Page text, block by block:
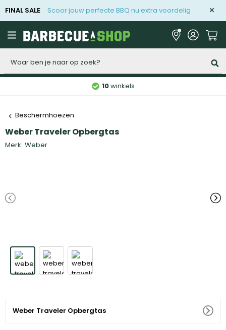
FINAL SALE Scoor jouw perfecte BBQ nu extra voordelig
10winkels
Beschermhoezen
Weber Traveler Opbergtas
Merk: Weber
Weber Traveler Opbergtas